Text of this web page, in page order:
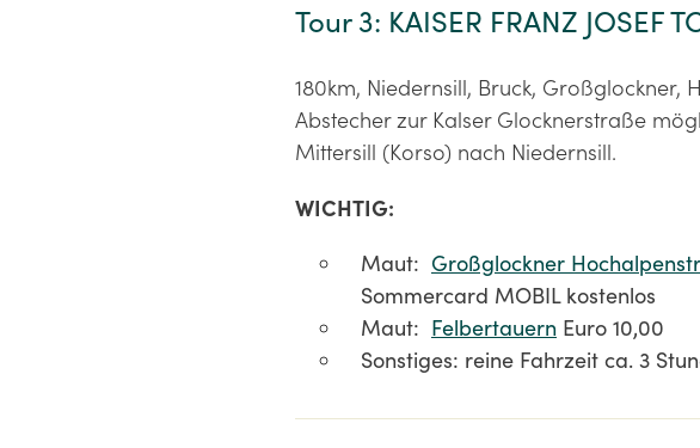
Tour 3: KAISER FRANZ JOSEF
180km, Niedernsill, Bruck, Großglockner,
Abstecher zur Kalser Glocknerstraße
Mittersill (Korso) nach Niedernsill.
WICHTIG:
Maut: Großglockner
Sommercard MOBIL kostenlos
Maut: Felbertauern Euro 10,00
Sonstiges: reine Fahrzeit ca. 3